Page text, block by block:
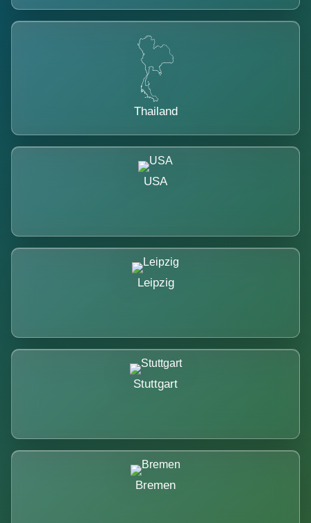
Thailand
USA
Leipzig
Stuttgart
Bremen